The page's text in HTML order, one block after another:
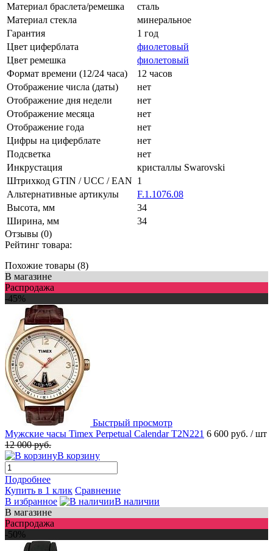
Материал браслета/ремешка
сталь
Материал стекла
минеральное
Гарантия
1 год
Цвет циферблата
фиолетовый
Цвет ремешка
фиолетовый
Формат времени (12/24 часа)
12 часов
Отображение числа (даты)
нет
Отображение дня недели
нет
Отображение месяца
нет
Отображение года
нет
Цифры на циферблате
нет
Подсветка
нет
Инкрустация
кристаллы Swarovski
Штрихкод GTIN / UCC / EAN 1
Альтернативные артикулы
F.1.1076.08
Высота, мм
34
Ширина, мм
34
Отзывы (0)
Рейтинг товара:
Похожие товары (8)
В магазине
Распродажа
-45%
Быстрый просмотр
Мужские часы Timex Perpetual Calendar T2N221 6 600 руб. / шт
12 000 руб.
В корзину
Подробнее
Купить в 1 клик Сравнение
В избранное
В наличии
В магазине
Распродажа
-50%